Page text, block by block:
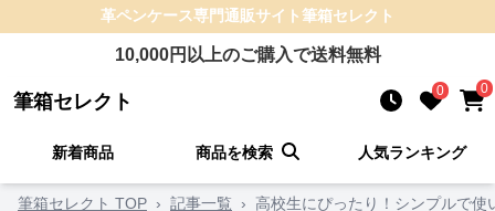
革ペンケース専門通販サイト筆箱セレクト
10,000円以上のご購入で送料無料
筆箱セレクト 0 0
新着商品 商品を検索 人気ランキング
筆箱セレクト TOP › 記事一覧 › 高校生にぴったり！シンプルで使